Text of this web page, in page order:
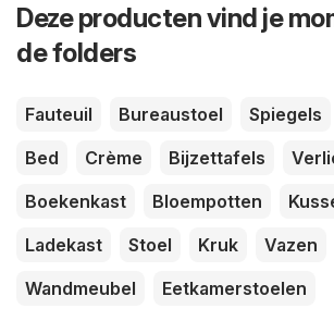
Deze producten vind je
de folders
Fauteuil Bureaustoel Spiegels
Bed
Crème Bijzettafels
Boekenkast
Bloempotten
Ladekast
Stoel Kruk
Vazen
Wandmeubel
Eetkamerstoelen